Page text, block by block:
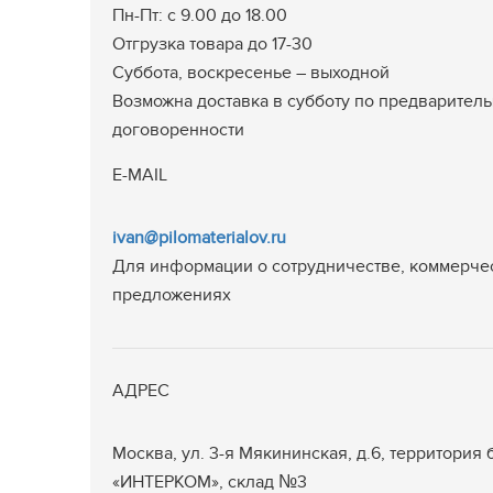
Пн-Пт: с 9.00 до 18.00
Отгрузка товара до 17-30
Суббота, воскресенье – выходной
Возможна доставка в субботу по
договоренности
E-MAIL
ivan@pilomaterialov.ru
Для информации о сотрудничестве,
предложениях
АДРЕС
Москва, ул. 3-я Мякининская, д.6, территория
«ИНТЕРКОМ», склад №3